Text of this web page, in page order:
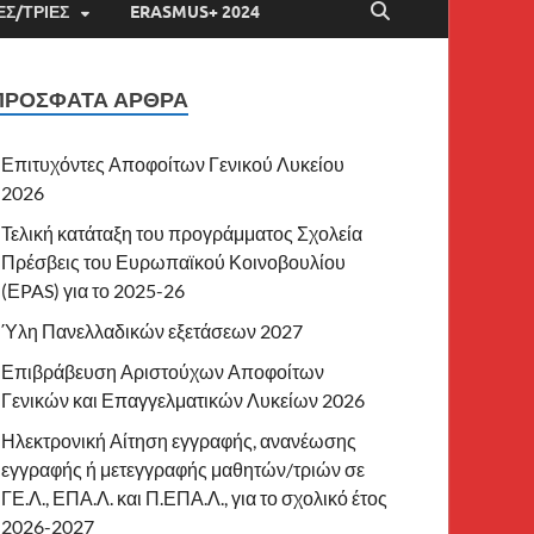
ΤΡΙΕΣ ERASMUS+ 2024
ΆΡΘΡΑ
Επιτυχόντες Αποφοίτων Γενικού Λυκείου
2026
Τελική κατάταξη του προγράμματος Σχολεία
Πρέσβεις του Ευρωπαϊκού Κοινοβουλίου
(ΕPAS) για το 2025-26
Ύλη Πανελλαδικών εξετάσεων 2027
Επιβράβευση Αριστούχων Αποφοίτων
Γενικών και Επαγγελματικών Λυκείων 2026
Ηλεκτρονική Αίτηση εγγραφής, ανανέωσης
εγγραφής ή μετεγγραφής μαθητών/τριών σε
ΓΕ.Λ., ΕΠΑ.Λ. και Π.ΕΠΑ.Λ., για το σχολικό έτος
2026-2027